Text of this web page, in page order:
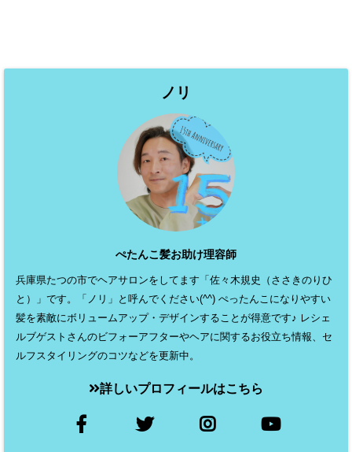
ノリ
ぺたんこ髪お助け理容師
兵庫県たつの市でヘアサロンをしてます「佐々木規史（ささきのりひ
と）」です。「ノリ」と呼んでください(^^) ぺったんこになりやすい
髪を素敵にボリュームアップ・デザインすることが得意です♪ レシェ
ルブゲストさんのビフォーアフターやヘアに関するお役立ち情報、セ
ルフスタイリングのコツなどを更新中。
詳しいプロフィールはこちら